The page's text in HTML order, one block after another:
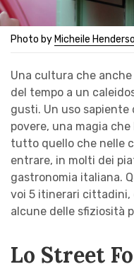
Photo by Micheile
Una cultura che
del tempo a un
gusti. Un uso sapiente
povere, una magia
tutto quello che nelle
entrare, in molti dei
gastronomia italiana.
voi 5 itinerari cittadini,
alcune delle sfiziosità
Lo Street